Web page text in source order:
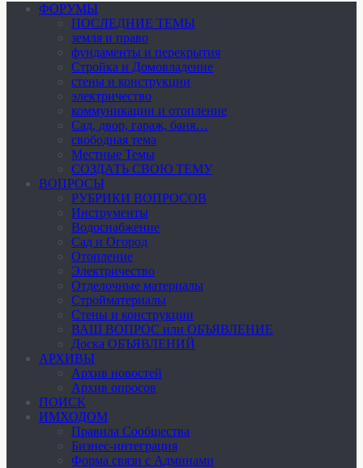
ФОРУМЫ
ПОСЛЕДНИЕ ТЕМЫ
земля и право
фундаменты и перекрытия
Стройка и Домовладение
стены и конструкции
электричество
коммуникации и отопление
Cад, двор, гараж, баня…
свободная тема
Местные Темы
СОЗДАТЬ СВОЮ ТЕМУ
ВОПРОСЫ
РУБРИКИ ВОПРОСОВ
Инструменты
Водоснабжение
Сад и Огород
Отопление
Электричество
Отделочные материалы
Стройматериалы
Стены и конструкции
ВАШ ВОПРОС или ОБЪЯВЛЕНИЕ
Доска ОБЪЯВЛЕНИЙ
АРХИВЫ
Архив новостей
Архив опросов
ПОИСК
ИМХОДОМ
Правила Сообщества
Бизнес-интеграция
Форма связи с Админами